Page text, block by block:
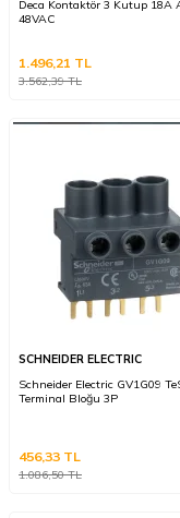
Deca Kontaktör 3 Kutup 18A
48VAC
3.562,39TL
1.496,21 TL
SCHNEIDER ELECTRIC
Schneider Electric GV1G09
Terminal Bloğu 3P
1.086,50TL
456,33 TL